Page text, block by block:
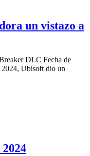
un vistazo a
DLC Fecha de
Ubisoft dio un